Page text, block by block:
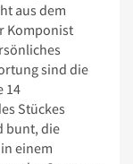
aus dem
Komponist
sind die
14
Stückes
bunt, die
einem